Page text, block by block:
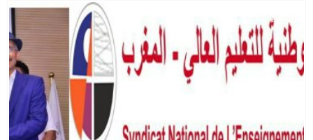
نقابات